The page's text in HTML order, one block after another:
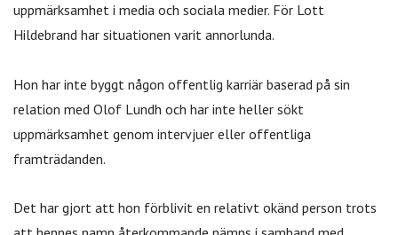
uppmärksamhet i media och sociala medier. För Lott
Hildebrand har situationen varit annorlunda.
Hon har inte byggt någon offentlig karriär baserad på sin
relation med Olof Lundh och har inte heller sökt
uppmärksamhet genom intervjuer eller offentliga
framträdanden.
Det har gjort att hon förblivit en relativt okänd person trots